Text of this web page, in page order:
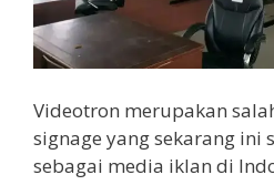
Videotron merupakan
signage yang sekarang ini
sebagai media iklan di